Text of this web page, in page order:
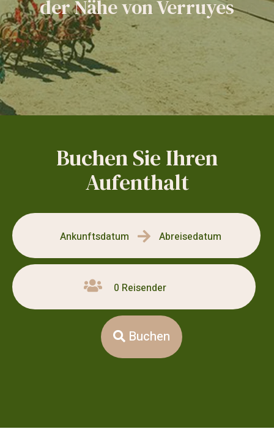
der Nähe von Verruyes
Buchen Sie Ihren Aufenthalt
Buchen Sie Ihren
Aufenthalt
Ankunftsdatum Abreisedatum
0 Reisender
Buchen